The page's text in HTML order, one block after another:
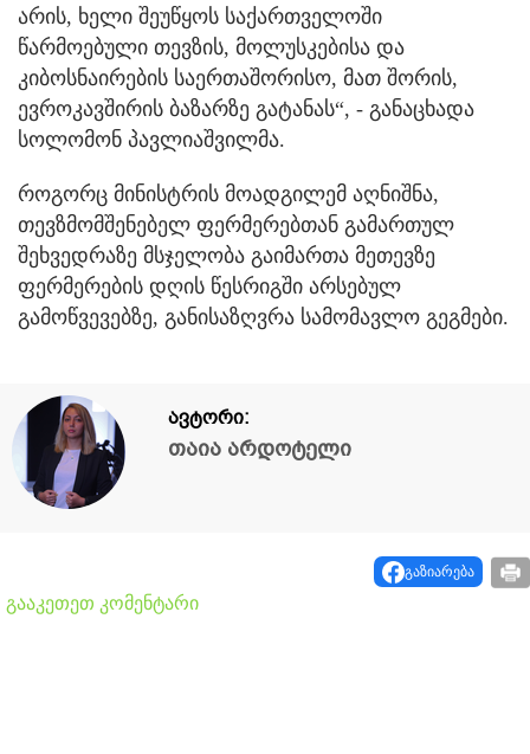
არის, ხელი შეუწყოს საქართველოში
წარმოებული თევზის, მოლუსკებისა და
კიბოსნაირების საერთაშორისო, მათ შორის,
ევროკავშირის ბაზარზე გატანას“, - განაცხადა
სოლომონ პავლიაშვილმა.
როგორც მინისტრის მოადგილემ აღნიშნა,
თევზმომშენებელ ფერმერებთან გამართულ
შეხვედრაზე მსჯელობა გაიმართა მეთევზე
ფერმერების დღის წესრიგში არსებულ
გამოწვევებზე, განისაზღვრა სამომავლო გეგმები.
ავტორი:
თაია არდოტელი
გაზიარება
გააკეთეთ კომენტარი